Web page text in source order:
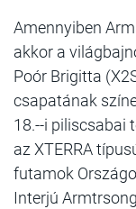
Amennyiben
akkor a
Poór Brigitta
csapatának
18.--i piliscsabai
az XTERRA
futamok
Interjú